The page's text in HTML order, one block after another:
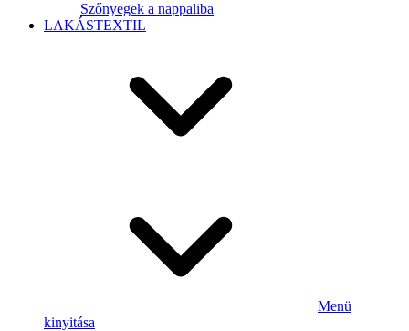
Szőnyegek a nappaliba
LAKÁSTEXTIL
Menü
kinyitása